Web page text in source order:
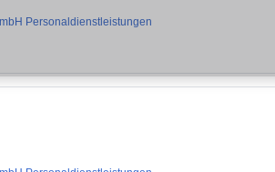
Personaldienstleistungen